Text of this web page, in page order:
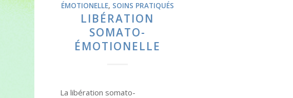
ÉMOTIONELLE, SOINS PRATIQUÉS
LIBÉRATION
SOMATO-
ÉMOTIONELLE
La libération somato-